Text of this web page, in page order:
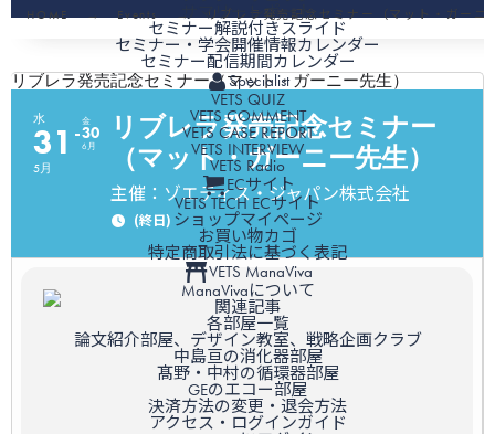
サマリーレポート
セミナー解説付きスライド
セミナー・学会開催情報カレンダー
セミナー配信期間カレンダー
Specialist
VETS QUIZ
VETS COMMENT
VETS CASE REPORT
VETS INTERVIEW
VETS Radio
ECサイト
VETS TECH ECサイト
ショップマイページ
お買い物カゴ
特定商取引法に基づく表記
VETS ManaViva
ManaVivaについて
関連記事
各部屋一覧
論文紹介部屋、デザイン教室、戦略企画クラブ
中島亘の消化器部屋
髙野・中村の循環器部屋
GEのエコー部屋
決済方法の変更・退会方法
アクセス・ログインガイド
HOME Events リブレラ発売記念セミナー（マット・ガーニ
リブレラ発売記念セミナー（マット・ガーニー先生）
水
31
5月
金
30
6月
リブレラ発売記念セミナー
（マット・ガーニー先生）
主催：ゾエティス・ジャパン株式会社
(終日)